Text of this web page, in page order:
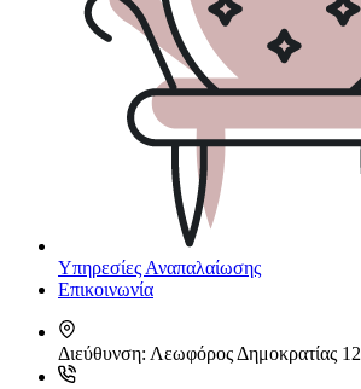
Υπηρεσίες Αναπαλαίωσης
Επικοινωνία
Διεύθυνση: Λεωφόρος Δημοκρατίας 12